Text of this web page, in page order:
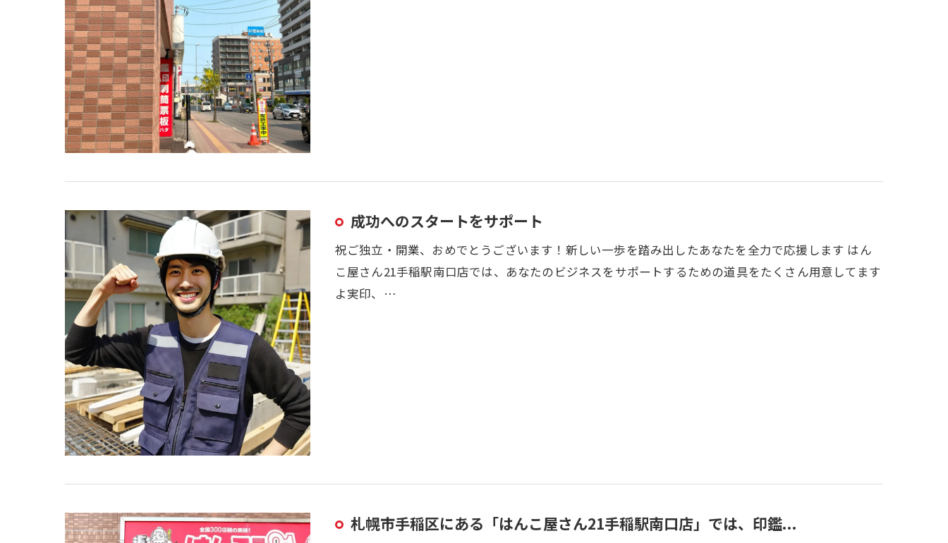
成功へのスタートをサポート
祝ご独立・開業、おめでとうございます！新しい一歩を踏み出したあなたを全力で応援します はん
こ屋さん21手稲駅南口店では、あなたのビジネスをサポートするための道具をたくさん用意してます
よ実印、…
札幌市手稲区にある「はんこ屋さん21手稲駅南口店」では、印鑑...